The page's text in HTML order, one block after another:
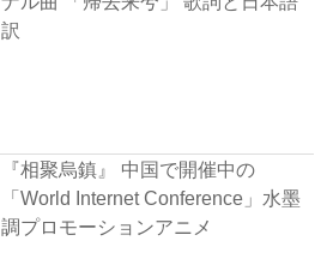
訳
『相聚烏鎮』 中国で開催中の
「World Internet Conference」水墨
調プロモーションアニメ